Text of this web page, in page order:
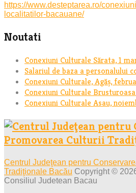
https://www.desteptarea.ro/
localitatilor-bacauane/
Noutati
Conexiuni Culturale Sărata, 1
Salariul de baza a personalului
Conexiuni Culturale, Agăș,
Conexiuni Culturale
Conexiuni Culturale Asau,
Centrul Judeţean pentru
Tradiţionale Bacău Copyright ©
Consiliul Judetean Bacau